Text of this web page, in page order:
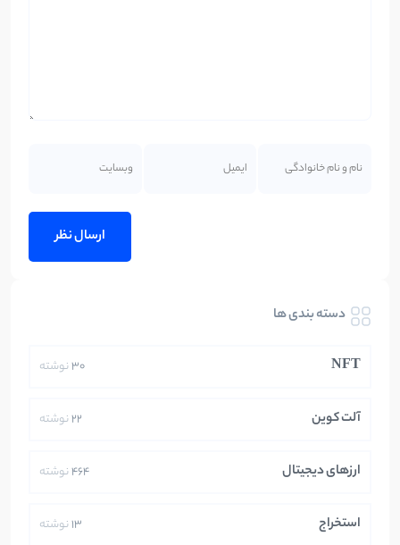
دسته بندی ها
NFT
30نوشته
آلت کوین 22نوشته
ارزهای دیجیتال 464نوشته
استخراج 13نوشته